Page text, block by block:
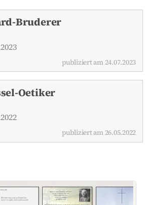
Bruderer
publiziert am 24.07.2023
Oetiker
publiziert am 26.05.2022